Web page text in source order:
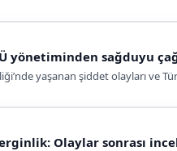
yönetiminden sağduyu
yaşanan şiddet olayları ve
Olaylar sonrası